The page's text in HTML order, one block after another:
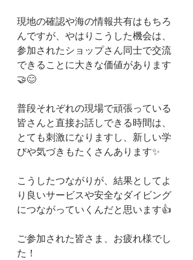
現地の確認や海の情報共有はもちろ
んですが、やはりこうした機会は、
参加されたショップさん同士で交流
できることに大きな価値があります
🤝😊
普段それぞれの現場で頑張っている
皆さんと直接お話しできる時間は、
とても刺激になりますし、新しい学
びや気づきもたくさんあります✨
こうしたつながりが、結果としてよ
り良いサービスや安全なダイビング
につながっていくんだと思います👍
ご参加された皆さま、お疲れ様でし
た！